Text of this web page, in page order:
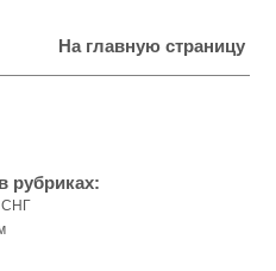
На главную страницу
рубриках:
СНГ